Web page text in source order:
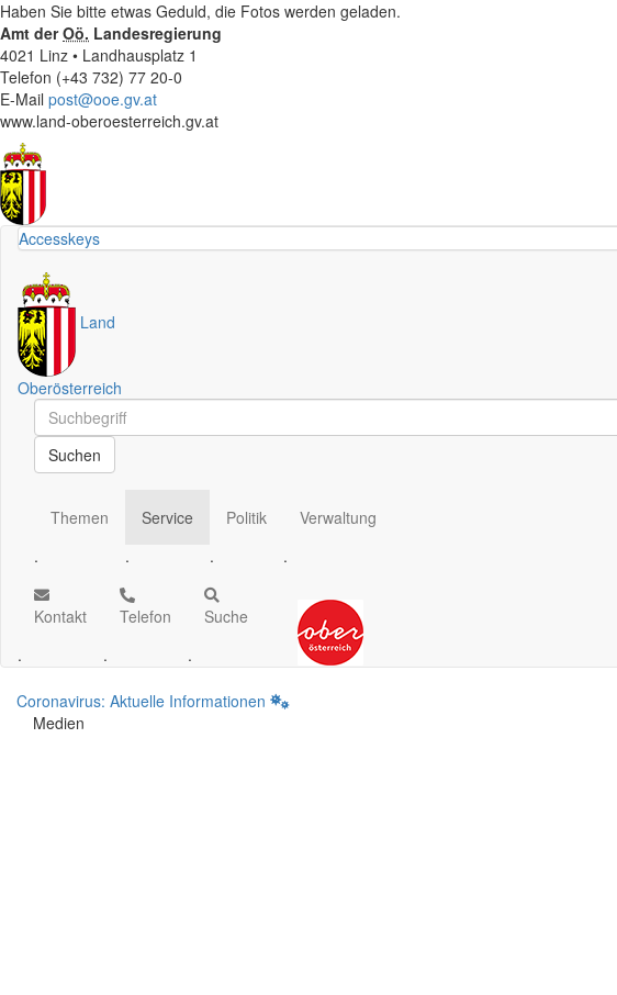
Haben Sie bitte etwas Geduld, die Fotos werden geladen.
Amt derOö. Landesregierung
4021 Linz • Landhausplatz 1
Telefon (+43 732) 77 20-0
E-Mail post@ooe.gv.at
www.land-oberoesterreich.gv.at
Accesskeys
Land
Oberösterreich
Schnellsuche
Schnellsuche
Suchen
Themen
.
Service
.
Politik
.
Verwaltung
.
Kontakt
.
Telefon
.
Suche
.
Coronavirus: Aktuelle Informationen
Medien